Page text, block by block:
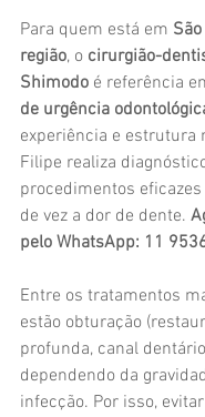
Para quem está em
região, o cirurgião-
Shimodo é referência
de urgência
experiência e estrutura
Filipe realiza
procedimentos
de vez a dor de dente.
pelo WhatsApp: 11
Entre os tratamentos
estão obturação
profunda, canal
dependendo da
infecção. Por isso,